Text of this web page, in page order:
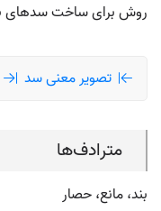
روش برای ساخت سدهای
تصویر معنی سد
مترادف‌ها
بند، مانع، حصار